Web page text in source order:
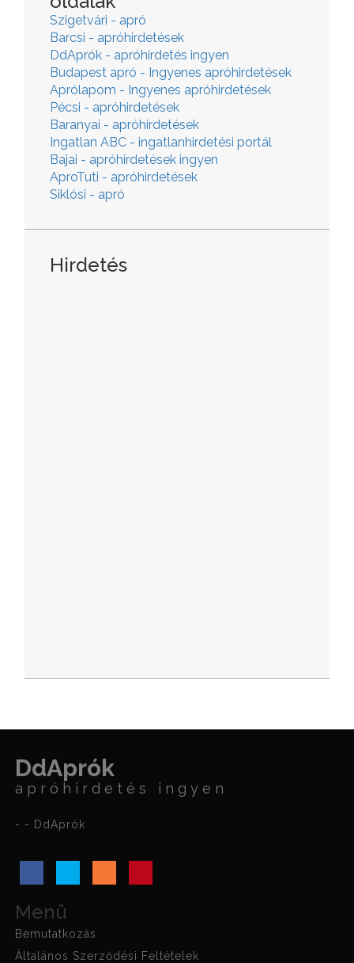
Szigetvári - apró
Barcsi - apróhirdetések
DdAprók - apróhirdetés ingyen
Budapest apró - Ingyenes apróhirdetések
Aprólapom - Ingyenes apróhirdetések
Pécsi - apróhirdetések
Baranyai - apróhirdetések
Ingatlan ABC - ingatlanhirdetési portál
Bajai - apróhirdetések ingyen
AproTuti - apróhirdetések
Siklósi - apró
Hirdetés
DdAprók
apróhirdetés ingyen
- - DdAprók
Menü
Bemutatkozás
Általános Szerződési Feltételek